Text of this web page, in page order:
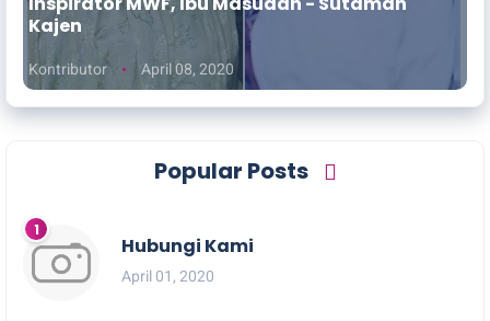
Kajen
Kontributor April 08, 2020
Popular Posts
Hubungi Kami
April 01, 2020